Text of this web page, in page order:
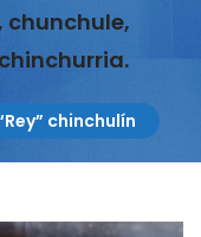
chunchule,
chinchulín